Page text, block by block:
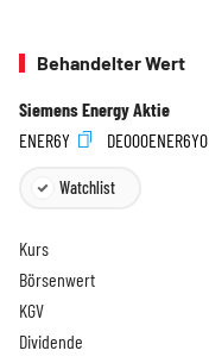
Behandelter Wert
Siemens Energy Aktie
ENER6Y
DE000ENER6Y0
Watchlist
Kurs
Börsenwert
KGV
Dividende